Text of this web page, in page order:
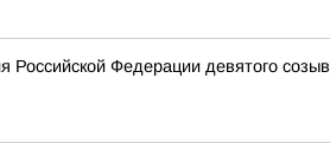
Федерации девятого